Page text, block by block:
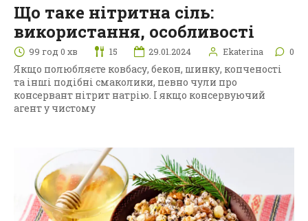
Що таке нітритна сіль:
використання, особливості
99 год 0 хв 15 29.01.2024 Ekaterina 0
Якщо полюбляєте ковбасу, бекон, шинку, копченості
та інші подібні смаколики, певно чули про
консервант нітрит натрію. І якщо консервуючий
агент у чистому